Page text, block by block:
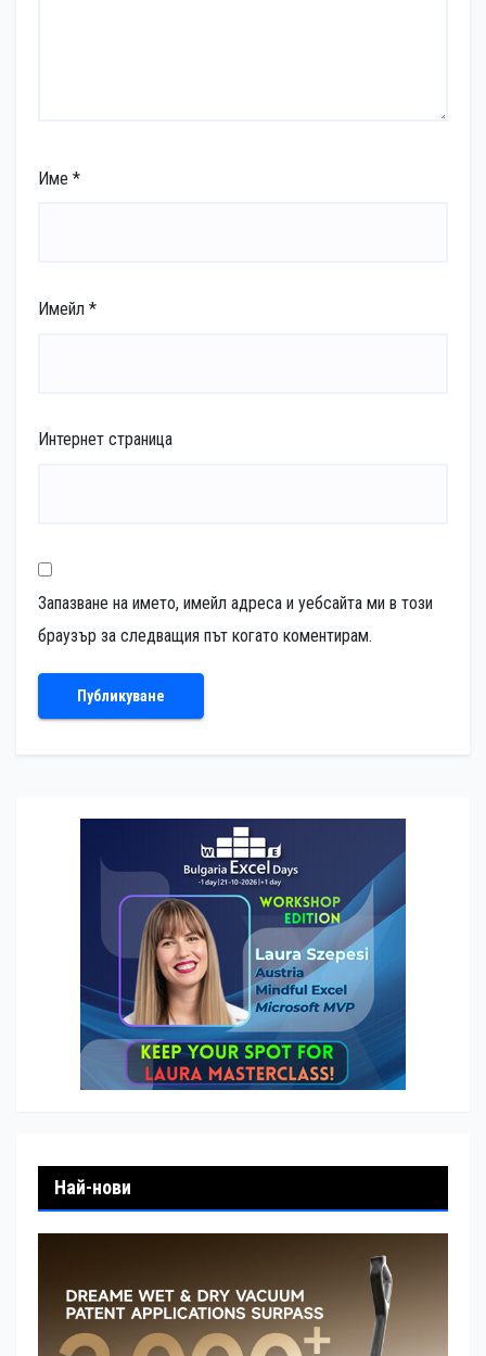
Име *
Имейл *
Интернет страница
Запазване на името, имейл адреса и уебсайта ми в този
браузър за следващия път когато коментирам.
Най-нови